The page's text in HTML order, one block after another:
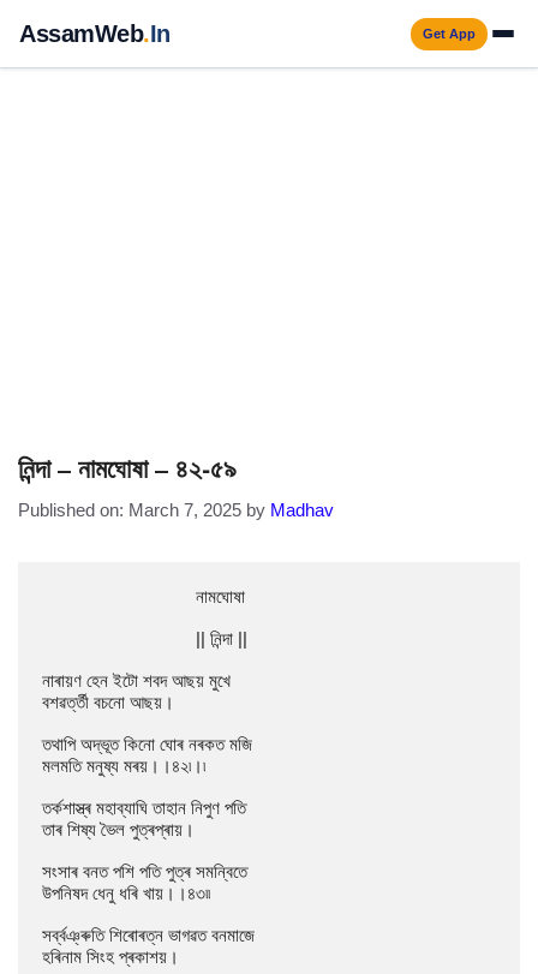
content
AssamWeb.In Get App
নিন্দা – নামঘোষা – ৪২-৫৯
Published on: March 7, 2025 by Madhav
নাৰায়ণ হেন ইটো শবদ আছয় মুখে
বশৱৰ্ত্তী বচনো আছয়।
তথাপি অদ্ভূত কিনো ঘোৰ নৰকত মজি
মলমতি মনুষ্য মৰয়।।৪২৷।৷
তৰ্কশাস্ত্ৰ মহাব্যাঘি তাহান নিপুণ পতি
তাৰ শিষ্য ভৈল পুত্ৰপ্ৰায়।
সংসাৰ বনত পশি পতি পুত্ৰ সমন্বিতে
উপনিষদ ধেনু ধৰি খায়।।৪৩৷৷
সৰ্ব্বঞ্ৰুতি শিৰোৰত্ন ভাগৱত বনমাজে
হৰিনাম সিংহ প্ৰকাশয়।